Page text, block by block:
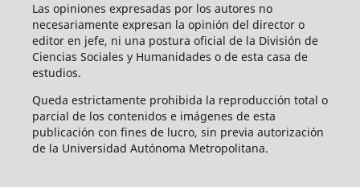
Las opiniones expresadas por los autores no
necesariamente expresan la opinión del director o
editor en jefe, ni una postura oficial de la División de
Ciencias Sociales y Humanidades o de esta casa de
estudios.
Queda estrictamente prohibida la reproducción total o
parcial de los contenidos e imágenes de esta
publicación con fines de lucro, sin previa autorización
de la Universidad Autónoma Metropolitana.